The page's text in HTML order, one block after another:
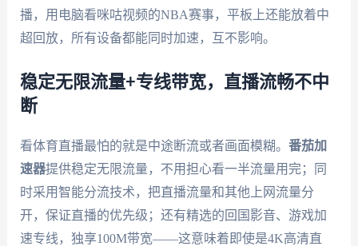
播，用电脑看咪咕视频的NBA赛事，平板上还能放着中
超回放，所有设备都能同时加速，互不影响。
稳定无限流量+专线带宽，直播流畅不中
断
看体育直播最怕的就是中途断流或者画面模糊。 番茄加
速器提供稳定无限流量，不用担心看一半流量用完；同
时采用智能分流技术，把直播流量和其他上网流量分
开，保证直播的优先级；还有精选的回国影音、游戏加
速专线，独享100M带宽——这意味着即使是4K高清直